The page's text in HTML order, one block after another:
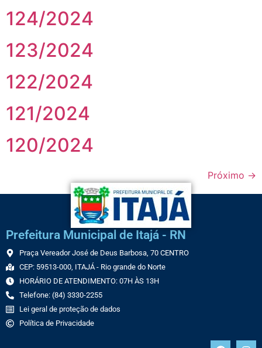
124/2024
123/2024
122/2024
121/2024
120/2024
Próximo →
Prefeitura Municipal de Itajá - RN
Praça Vereador José de Deus Barbosa, 70 CENTRO
CEP: 59513-000, ITAJÁ - Rio grande do Norte
HORÁRIO DE ATENDIMENTO: 07H ÀS 13H
Telefone: (84) 3330-2255
Lei geral de proteção de dados
Política de Privacidade